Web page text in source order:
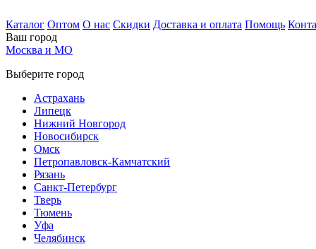
Каталог Оптом О нас Скидки Доставка и оплата Помощь
Ваш город
Москва и МО
Выберите город
Астрахань
Липецк
Нижний Новгород
Новосибирск
Омск
Петропавловск-Камчатский
Рязань
Санкт-Петербург
Тверь
Тюмень
Уфа
Челябинск